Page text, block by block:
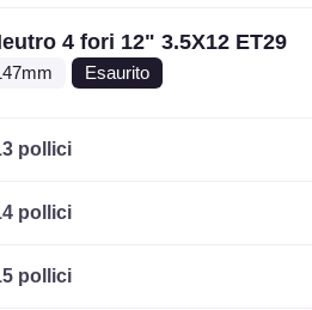
4 fori 12" 3.5X12 ET29
Esaurito
pollici
pollici
pollici